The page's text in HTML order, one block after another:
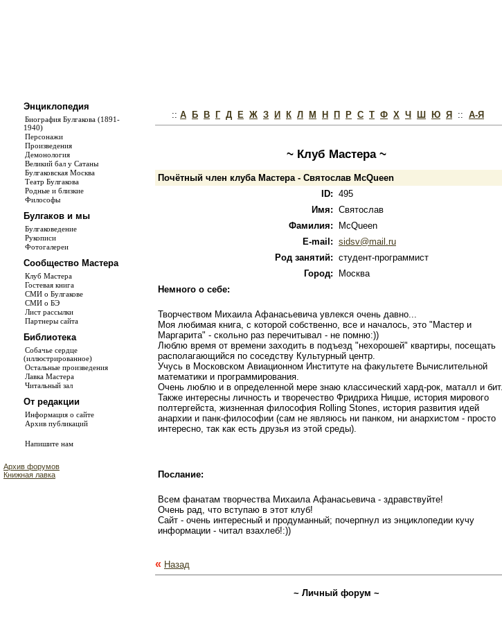
Энциклопедия
Биография Булгакова (1891-
1940)
Персонажи
Произведения
Демонология
Великий бал у Сатаны
Булгаковская Москва
Театр Булгакова
Родные и близкие
Философы
Булгаков и мы
Булгаковедение
Рукописи
Фотогалереи
Сообщество Мастера
Клуб Мастера
Гостевая книга
СМИ о Булгакове
СМИ о БЭ
Лист рассылки
Партнеры сайта
Библиотека
Собачье сердце
(иллюстрированное)
Остальные произведения
Лавка Мастера
Читальный зал
От редакции
Информация о сайте
Архив публикаций
Напишите нам
Архив форумов
Книжная лавка
:: А Б В Г Д Е Ж З И К Л М Н П Р С Т Ф Х Ч Ш Ю Я :: А-Я
~ Клуб Мастера ~
Почётный член клуба Мастера - Святослав McQueen
ID: 495
Имя: Святослав
Фамилия:
McQueen
E-mail: sidsv@mail.ru
Род занятий: студент-программист
Город:
Москва
Немного о себе:
Творчеством Михаила Афанасьевича увлекся очень давно...
Моя любимая книга, с которой собственно, все и началось, это "Мастер и
Маргарита" - скольно раз перечитывал - не помню:))
Люблю время от времени заходить в подъезд "нехорошей" квартиры, посещать
располагающийся по соседству Культурный центр.
Учусь в Московском Авиационном Институте на факультете Вычислительной
математики и программирования.
Очень люблю и в определенной мере знаю классический хард-рок, маталл и бит.
Также интересны личность и творечество Фридриха Ницше, история мирового
полтергейста, жизненная философия Rolling Stones, история развития идей
анархии и панк-философии (сам не являюсь ни панком, ни анархистом - просто
интересно, так как есть друзья из этой среды).
Послание:
Всем фанатам творчества Михаила Афанасьевича - здравствуйте!
Очень рад, что вступаю в этот клуб!
Сайт - очень интересный и продуманный; почерпнул из энциклопедии кучу
информации - читал взахлеб!:))
« Назад
~ Личный форум ~